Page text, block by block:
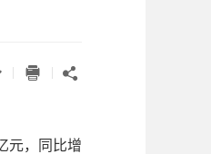
 
元，同比增